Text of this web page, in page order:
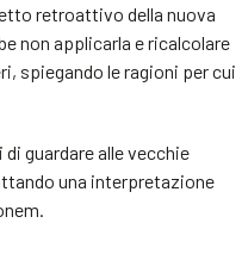
retroattivo della nuova
non applicarla e ricalcolare
spiegando le ragioni per cui
guardare alle vecchie
una interpretazione